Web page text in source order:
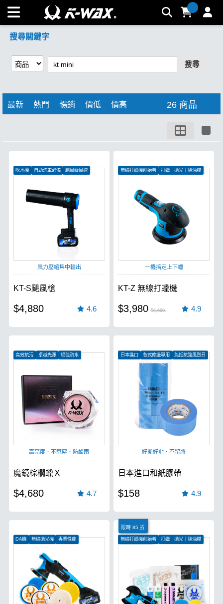
【kt mini】搜尋結果 | K-WAX台灣汽車美容材料
搜尋關鍵字
搜尋
最新 熱門 暢銷 價低 價高 26 商品
吹水機 自助洗車必備 颶風級風速
風力壓縮集中輸出
KT-S颶風槍
$4,880 4.6
無線打蠟機創始者
打蠟｜拋光｜除油膜
一機搞定上下蠟
KT-Z 無線打蠟機
$3,980 $4,600 4.9
高效抗污 卓越光澤 絕佳疏水
高亮度、不惹塵、防酸雨
魔鏡棕櫚蠟Ｘ
$4,680 4.7
日本進口 各式修邊專用 能抵抗強風烈日
好撕好貼、不留膠
日本進口和紙膠帶
$158 4.9
DA機 無線拋光機 專業性能
限時 85 折
無線打蠟機創始者
打蠟｜拋光｜除油膜